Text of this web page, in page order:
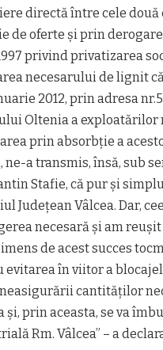
directă între cele două
de oferte şi prin
privind privatizarea
necesarului de lignit
2012, prin adresa
Oltenia a exploatărilor
prin absorbţie a
ne-a transmis, însă, sub
Stafie, că pur şi
Judeţean Vâlcea. Dar,
necesară şi am
de acest succes
evitarea în viitor a
cantităţilor
şi, prin aceasta, se va
Rm. Vâlcea” – a